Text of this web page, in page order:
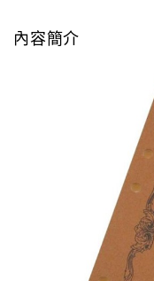
內容簡介